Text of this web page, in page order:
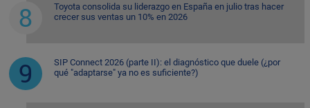
Toyota consolida su liderazgo en España en julio tras hacer
crecer sus ventas un 10% en 2026
SIP Connect 2026 (parte II): el diagnóstico que duele (¿por
qué "adaptarse" ya no es suficiente?)